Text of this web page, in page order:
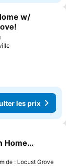
favoris
w/
les prix
favoris
Home,
Family
de : Locust Grove